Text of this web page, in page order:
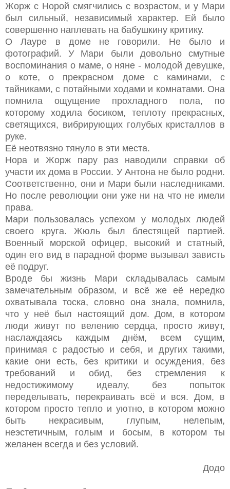
Жорж с Норой смягчились с возрастом, и у Мари
был сильный, независимый характер. Ей было
совершенно наплевать на бабушкину критику.
О Лауре в доме не говорили. Не было и
фотографий. У Мари были довольно смутные
воспоминания о маме, о няне - молодой девушке,
о коте, о прекрасном доме с каминами, с
тайниками, с потайными ходами и комнатами. Она
помнила ощущение прохладного пола, по
которому ходила босиком, теплоту прекрасных,
светящихся, вибрирующих голубых кристаллов в
руке.
Её неотвязно тянуло в эти места.
Нора и Жорж пару раз наводили справки об
участи их дома в России. У Антона не было родни.
Соответственно, они и Мари были наследниками.
Но после революции они уже ни на что не имели
права.
Мари пользовалась успехом у молодых людей
своего круга. Жюль был блестящей партией.
Военный морской офицер, высокий и статный,
один его вид в парадной форме вызывал зависть
её подруг.
Вроде бы жизнь Мари складывалась самым
замечательным образом, и всё же её нередко
охватывала тоска, словно она знала, помнила,
что у неё был настоящий дом. Дом, в котором
люди живут по велению сердца, просто живут,
наслаждаясь каждым днём, всем сущим,
принимая с радостью и себя, и других такими,
какие они есть, без критики и осуждения, без
требований и обид, без стремления к
недостижимому идеалу, без попыток
переделывать, перекраивать всё и вся. Дом, в
котором просто тепло и уютно, в котором можно
быть некрасивым, глупым, нелепым,
неэстетичным, голым и босым, в котором ты
желанен всегда и без условий.
Додо